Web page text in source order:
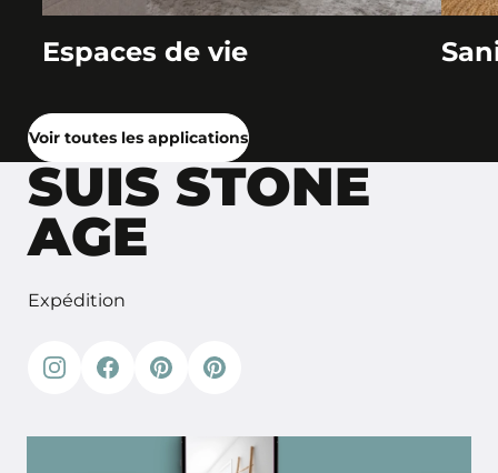
Espaces de vie
Voir toutes les applications
SUIS STONE
AGE
Expédition